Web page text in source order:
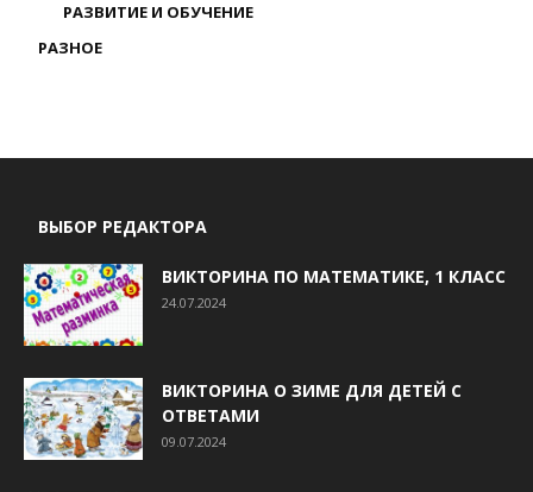
РАЗВИТИЕ И ОБУЧЕНИЕ
РАЗНОЕ
ВЫБОР РЕДАКТОРА
ВИКТОРИНА ПО МАТЕМАТИКЕ, 1 КЛАСС
24.07.2024
ВИКТОРИНА О ЗИМЕ ДЛЯ ДЕТЕЙ С
ОТВЕТАМИ
09.07.2024